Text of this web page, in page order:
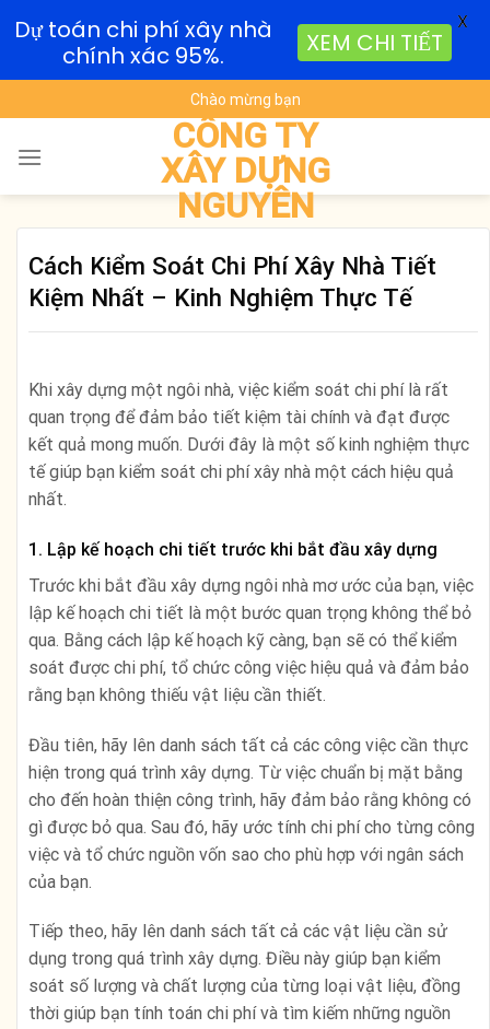
to
content
Chào mừng bạn
CÔNG TY
XÂY DỰNG
NGUYÊN
Cách Kiểm Soát Chi Phí Xây Nhà Tiết
Kiệm Nhất – Kinh Nghiệm Thực Tế
Khi xây dựng một ngôi nhà, việc kiểm soát chi phí là rất
quan trọng để đảm bảo tiết kiệm tài chính và đạt được
kết quả mong muốn. Dưới đây là một số kinh nghiệm thực
tế giúp bạn kiểm soát chi phí xây nhà một cách hiệu quả
nhất.
1. Lập kế hoạch chi tiết trước khi bắt đầu xây dựng
Trước khi bắt đầu xây dựng ngôi nhà mơ ước của bạn, việc
lập kế hoạch chi tiết là một bước quan trọng không thể bỏ
qua. Bằng cách lập kế hoạch kỹ càng, bạn sẽ có thể kiểm
soát được chi phí, tổ chức công việc hiệu quả và đảm bảo
rằng bạn không thiếu vật liệu cần thiết.
Đầu tiên, hãy lên danh sách tất cả các công việc cần thực
hiện trong quá trình xây dựng. Từ việc chuẩn bị mặt bằng
cho đến hoàn thiện công trình, hãy đảm bảo rằng không có
gì được bỏ qua. Sau đó, hãy ước tính chi phí cho từng công
việc và tổ chức nguồn vốn sao cho phù hợp với ngân sách
của bạn.
Tiếp theo, hãy lên danh sách tất cả các vật liệu cần sử
dụng trong quá trình xây dựng. Điều này giúp bạn kiểm
soát số lượng và chất lượng của từng loại vật liệu, đồng
thời giúp bạn tính toán chi phí và tìm kiếm những nguồn
Dự toán chi phí xây nhà
chính xác 95%.
XEM CHI TIẾT
X